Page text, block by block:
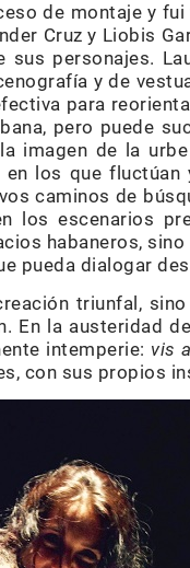
de montaje y
Cruz y Liobis
personajes.
y de
para
pero puede
imagen de la
los que
caminos de
los escenarios
habaneros,
pueda dialogar
triunfal,
En la austeridad
intemperie: vis
con sus propios